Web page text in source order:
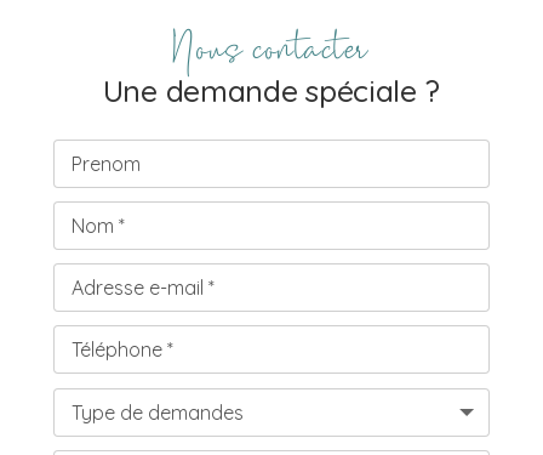
Nous contacter
Une demande spéciale ?